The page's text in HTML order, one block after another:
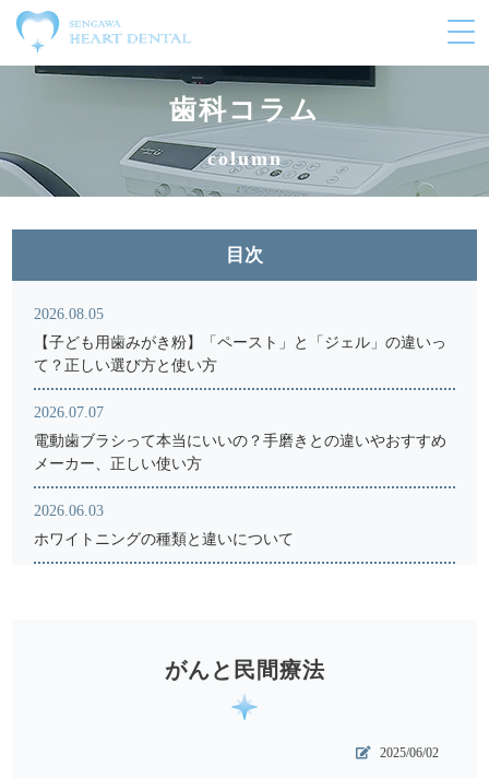
メ
開
歯科コラム
column
目次
2026.08.05
【子ども用歯みがき粉】「ペースト」と「ジェル」の違いっ
て？正しい選び方と使い方
2026.07.07
電動歯ブラシって本当にいいの？手磨きとの違いやおすすめ
メーカー、正しい使い方
2026.06.03
ホワイトニングの種類と違いについて
レントゲン写真からわかること
がんと民間療法
2025/06/02